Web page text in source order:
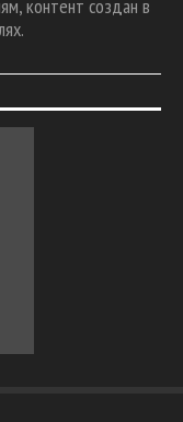
контент создан в